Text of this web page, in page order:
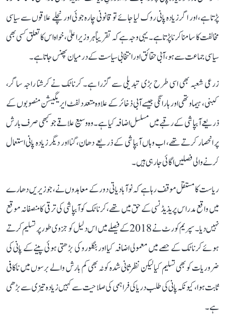
پڑتا ہے، اور اگر زیادہ پانی روک لیا جائے تو قانونی چارہ جوئی اور نچلے علاقوں سے سیاسی
مخالفت کا سامنا کرنا پڑتا ہے۔ یہی وجہ ہے کہ تقریباً ہر وزیر اعلیٰ، خواہ اس کا تعلق کسی بھی
سیاسی جماعت سے ہو، آبی حقائق اور انتخابی سیاست کے درمیان پھنس جاتا ہے۔
زرعی شعبہ بھی اسی طرح بڑی تبدیلی سے گزرا ہے۔ کرناٹک نے کرشنا راجہ ساگر،
کبنی، ہیماوتھی اور ہارانگی جیسے آبی ذخائر کے علاوہ متعدد لفٹ ایریگیشن منصوبوں کے
ذریعے آبپاشی کے رقبے میں مسلسل اضافہ کیا ہے۔ وہ وسیع علاقے جو کبھی صرف بارش
پر انحصار کرتے تھے، اب وہاں آبپاشی کے ذریعے دھان، گنا اور دیگر زیادہ پانی استعمال
کرنے والی فصلیں اگائی جا رہی ہیں۔
ریاست کا مستقل موقف رہا ہے کہ نوآبادیاتی دور کے معاہدوں نے، جو زیریں دھارے
میں واقع مدراس پریذیڈنسی کے حق میں تھے، کرناٹک کو آبپاشی کی ترقی کا منصفانہ موقع
نہیں دیا۔ سپریم کورٹ نے 2018 کے فیصلے میں اس دلیل کو جزوی طور پر تسلیم کرتے
ہوئے کرناٹک کے حصے میں معمولی اضافہ کیا اور بنگلورو کی بڑھتی ہوئی پینے کے پانی کی
ضروریات کو بھی تسلیم کیا لیکن نظرثانی شدہ کوٹہ بھی کم بارش والے برسوں میں ناکافی
ثابت ہوا، کیونکہ پانی کی طلب دریا کی فراہمی کی صلاحیت سے کہیں زیادہ تیزی سے بڑھی
ہے۔